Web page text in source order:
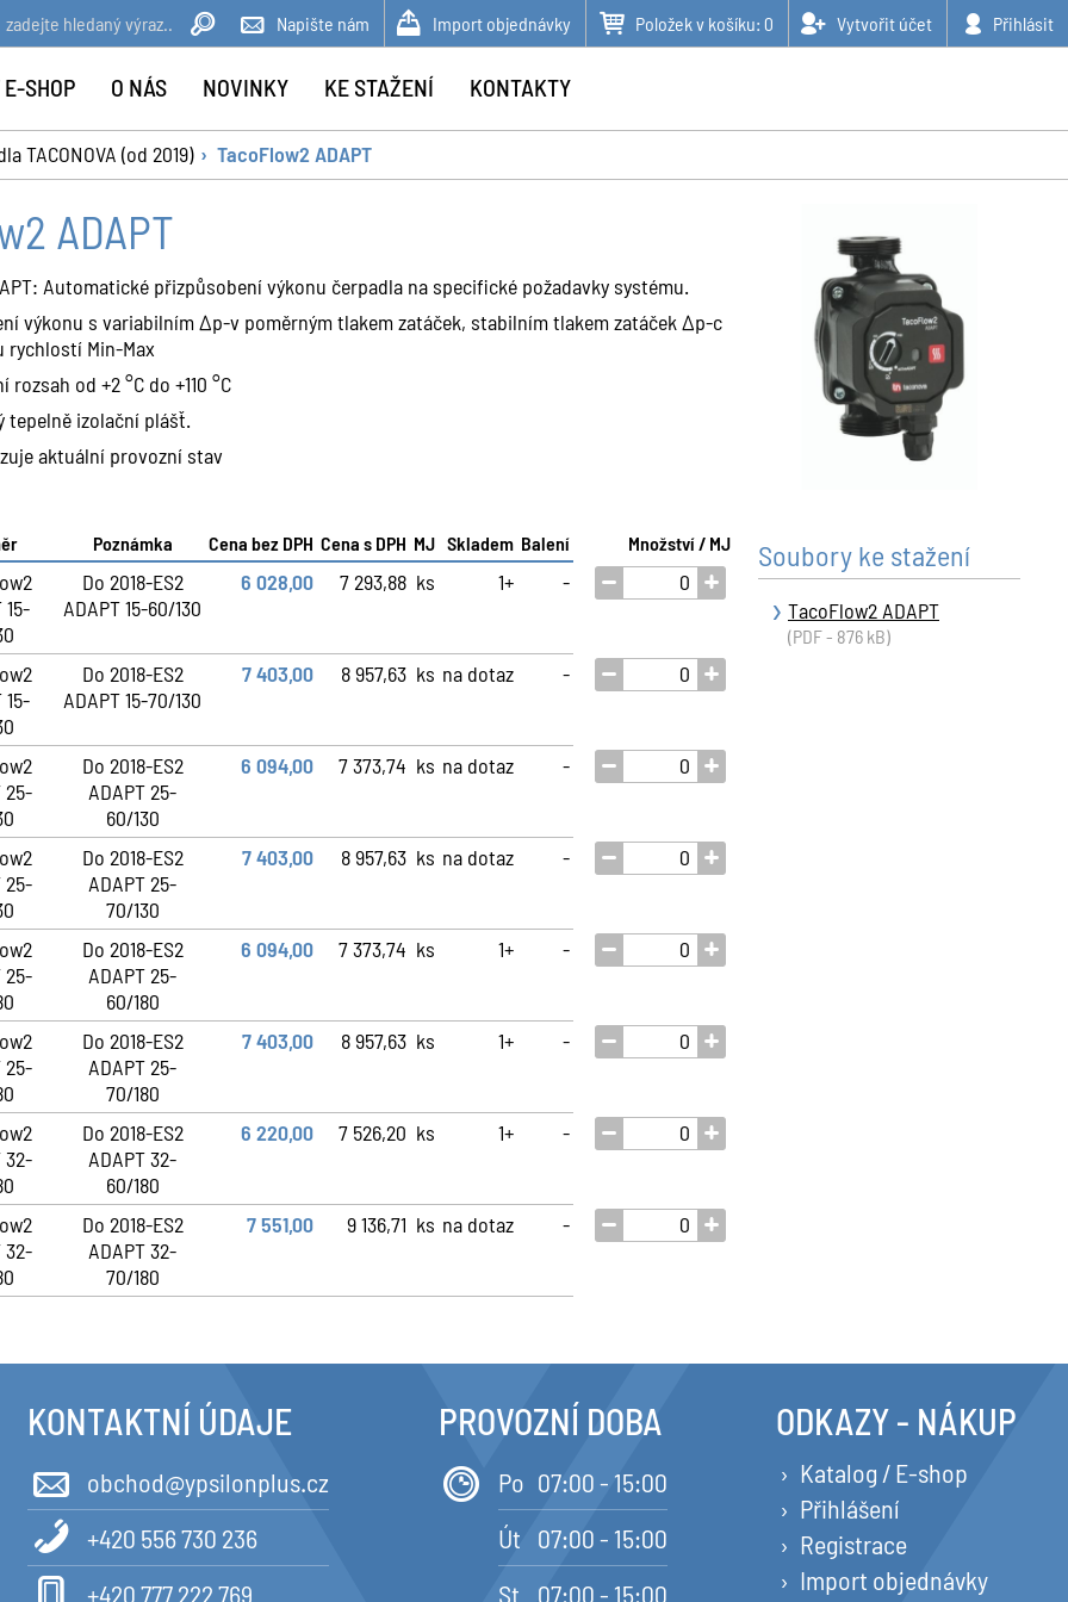
TACONOVA (od 2019) TacoFlow2 ADAPT
ADAPT
Automatické přizpůsobení výkonu čerpadla na specifické požadavky systému.
výkonu s variabilním Δp-v poměrným tlakem zatáček, stabilním tlakem zatáček Δp-c
rychlostí Min-Max
od +2 °C do +110 °C
tepelně izolační plášť.
aktuální provozní stav
Poznámka Cena bez DPH Cena s DPH MJ Skladem Balení Množství / MJ
15-
Do 2018-ES2
ADAPT 15-60/130
6 028,00 7 293,88 ks 1+ -
15-
Do 2018-ES2
ADAPT 15-70/130
7 403,00 8 957,63 ks na dotaz -
25-
Do 2018-ES2
ADAPT 25-
60/130
6 094,00 7 373,74 ks na dotaz -
25-
Do 2018-ES2
ADAPT 25-
70/130
7 403,00 8 957,63 ks na dotaz -
25-
Do 2018-ES2
ADAPT 25-
60/180
6 094,00 7 373,74 ks 1+ -
25-
Do 2018-ES2
ADAPT 25-
70/180
7 403,00 8 957,63 ks 1+ -
32-
Do 2018-ES2
ADAPT 32-
60/180
6 220,00 7 526,20 ks 1+ -
32-
Do 2018-ES2
ADAPT 32-
70/180
7 551,00 9 136,71 ks na dotaz -
Soubory ke stažení
TacoFlow2 ADAPT
(PDF - 876 kB)
Napište nám Import objednávky Položek v košíku: 0 Vytvořit účet Přihlásit
SHOP O NÁS NOVINKY KE STAŽENÍ KONTAKTY
KONTAKTNÍ ÚDAJE
obchod@ypsilonplus.cz
+420 556 730 236
+420 777 222 769
PROVOZNÍ DOBA
Po 07:00 - 15:00
Út
07:00 - 15:00
St
07:00 - 15:00
ODKAZY - NÁKUP
Katalog / E-shop
Přihlášení
Registrace
Import objednávky